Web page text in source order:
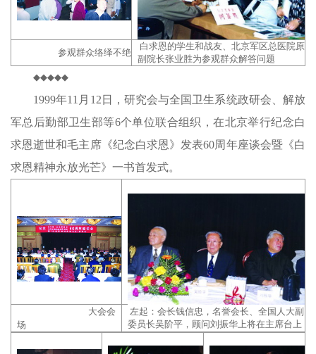
参观群众络绎不绝
白求恩的学生和战友、北京军区总医院原
副院长张业胜为参观群众解答问题
◆◆◆◆◆
1999年11月12日，研究会与全国卫生系统政研会、解放
军总后勤部卫生部等6个单位联合组织，在北京举行纪念白
求恩逝世和毛主席《纪念白求恩》发表60周年座谈会暨《白
求恩精神永放光芒》一书首发式。
大会会
场
左起：会长钱信忠，名誉会长、全国人大副
委员长吴阶平，顾问刘振华上将在主席台上